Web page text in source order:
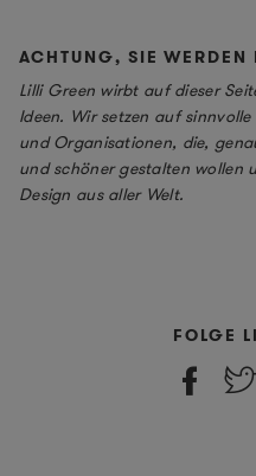
ACHTUNG, SIE WERDEN
Lilli Green wirbt auf dieser
Ideen. Wir setzen auf
und Organisationen, die,
und schöner gestalten wollen
Design aus aller Welt.
FOLGE